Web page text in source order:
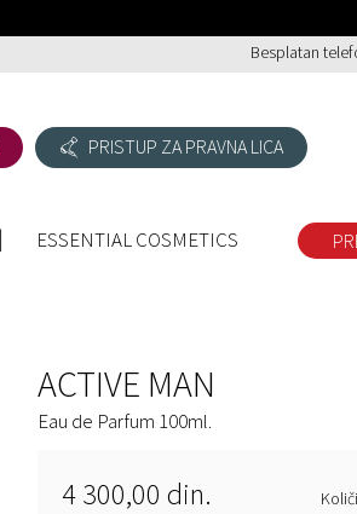
Besplatan
PRISTUP ZA PRAVNA LICA
ESSENTIAL COSMETICS
ACTIVE MAN
Eau de Parfum 100ml.
4 300,00 din.